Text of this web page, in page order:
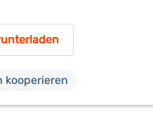
kooperieren